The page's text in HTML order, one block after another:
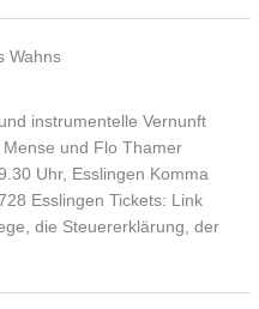
Wahns
instrumentelle Vernunft
und Flo Thamer
Uhr, Esslingen Komma
Esslingen Tickets: Link
die Steuererklärung, der